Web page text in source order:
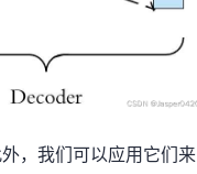
，我们可以应用它们来